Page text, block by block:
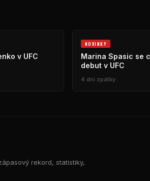
v UFC
NOVINKY
Marina Spasic se
debut v UFC
4 dní zpátky
rekord, statistiky,